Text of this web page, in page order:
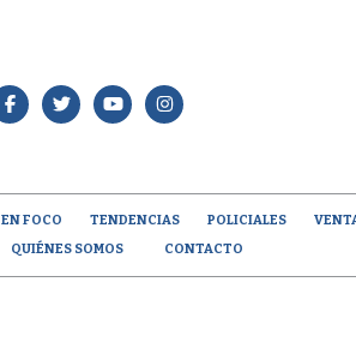
EN FOCO TENDENCIAS POLICIALES
QUIÉNES SOMOS CONTACTO